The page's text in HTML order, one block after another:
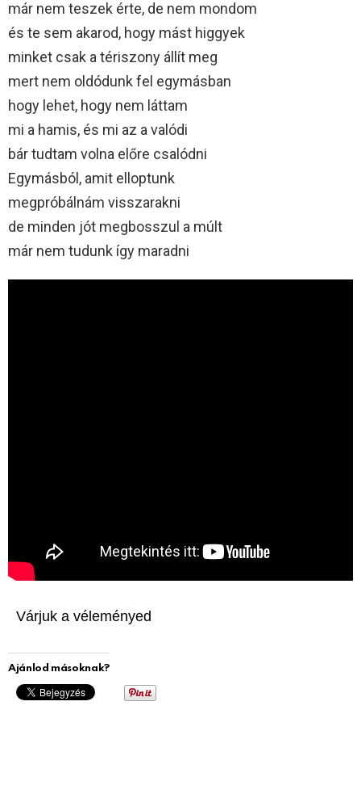
már nem teszek érte, de nem mondom
és te sem akarod, hogy mást higgyek
minket csak a tériszony állít meg
mert nem oldódunk fel egymásban
hogy lehet, hogy nem láttam
mi a hamis, és mi az a valódi
bár tudtam volna előre csalódni
Egymásból, amit elloptunk
megpróbálnám visszarakni
de minden jót megbosszul a múlt
már nem tudunk így maradni
Várjuk a véleményed
Ajánlod másoknak?